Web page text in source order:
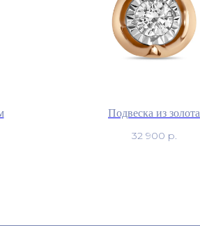
Подвеска из золота
32 900 р.